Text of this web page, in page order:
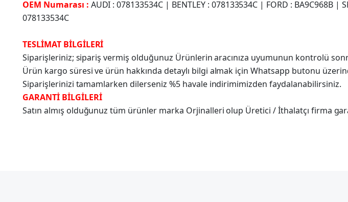
OEM Numarası : AUDI : 078133534C | BENTLEY : 078133534C | FORD : BA9C968B
078133534C
TESLİMAT BİLGİLERİ
Siparişleriniz; sipariş vermiş olduğunuz Ürünlerin aracınıza uyumunun kontrolü
Ürün kargo süresi ve ürün hakkında detaylı bilgi almak için Whatsapp butonu
Siparişlerinizi tamamlarken dilerseniz %5 havale indirimimizden faydalanabilirsiniz.
GARANTİ BİLGİLERİ
Satın almış olduğunuz tüm ürünler marka Orjinalleri olup Üretici / İthalatçı firma